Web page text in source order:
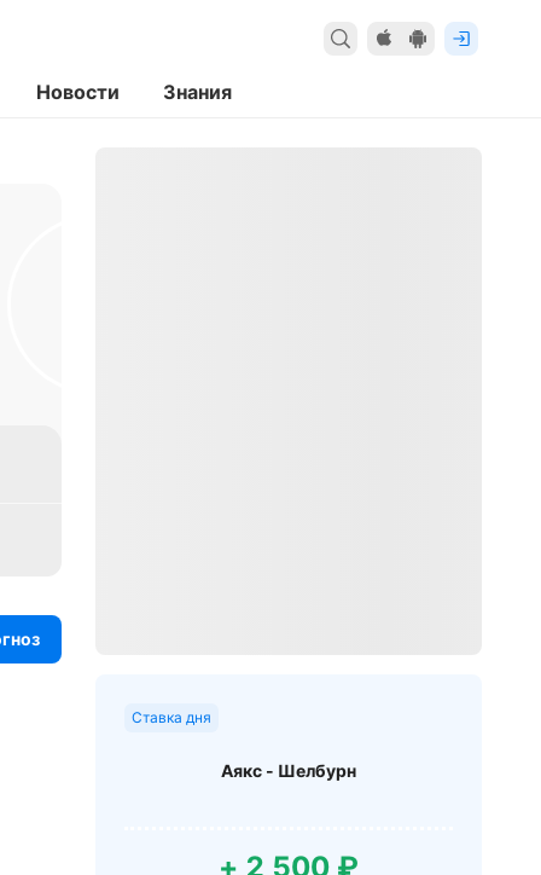
Новости Знания
Ставка дня
Аякс - Шелбурн
+ 2 500 ₽